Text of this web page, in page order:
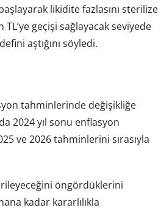
likidite fazlasını sterilize
geçişi sağlayacak seviyede
aştığını söyledi.
tahminlerinde değişikliğe
2024 yıl sonu enflasyon
ve 2026 tahminlerini sırasıyla
öngördüklerini
kadar kararlılıkla